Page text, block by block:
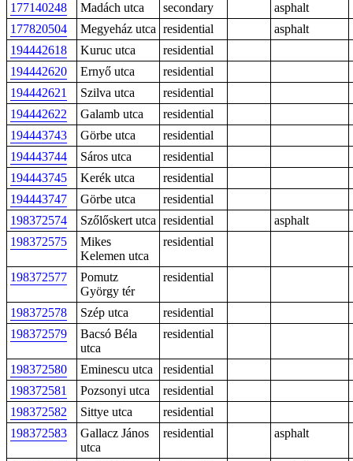
177140248
Madách utca secondary
asphalt
177820504
Megyeház utca residential
asphalt
194442618
Kuruc utca
residential
194442620
Ernyő utca
residential
194442621
Szilva utca
residential
194442622
Galamb utca
residential
194443743
Görbe utca
residential
194443744
Sáros utca
residential
194443745
Kerék utca
residential
194443747
Görbe utca
residential
198372574
Szőlőskert utca residential
asphalt
198372575
Mikes
Kelemen utca
residential
198372577
Pomutz
György tér
residential
198372578 Szép utca
residential
198372579
Bacsó Béla
utca
residential
198372580 Eminescu utca
residential
198372581
Pozsonyi utca
residential
198372582
Sittye utca
residential
198372583
Gallacz János
utca
residential asphalt